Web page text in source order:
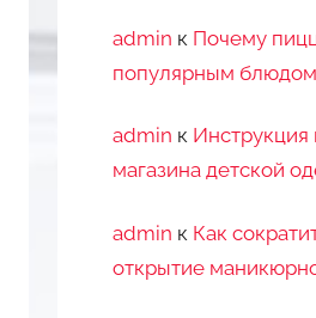
admin к Почему
популярным блюдом
admin к
магазина детской
admin к Как
открытие